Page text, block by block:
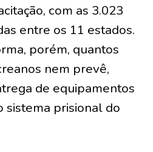
com as 3.023
entre os 11 estados.
porém, quantos
nem prevê,
de equipamentos
sistema prisional do